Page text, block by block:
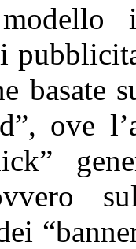
basate
ove